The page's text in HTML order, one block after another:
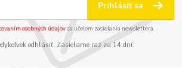
Prihlásiť sa
osobných údajov za účelom zasielania newslettera.
odhlásiť. Zasielame raz za 14 dní.